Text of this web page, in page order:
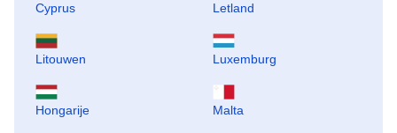
Cyprus Letland
Litouwen Luxemburg
Hongarije Malta